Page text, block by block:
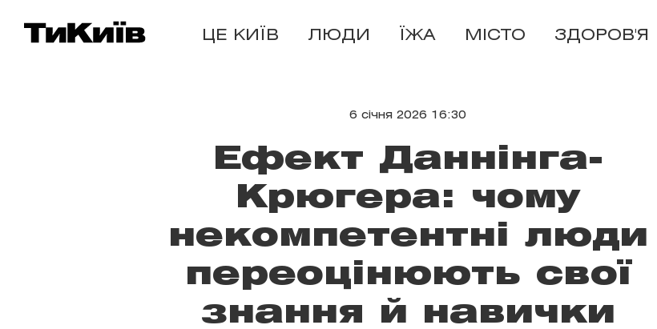
ЦЕ КИЇВ ЛЮДИ ЇЖА МІСТО ЗДОРОВ'Я
6 січня 2026 16:30
Ефект Даннінга-
Крюгера: чому
некомпетентні люди
переоцінюють свої
знання й навички